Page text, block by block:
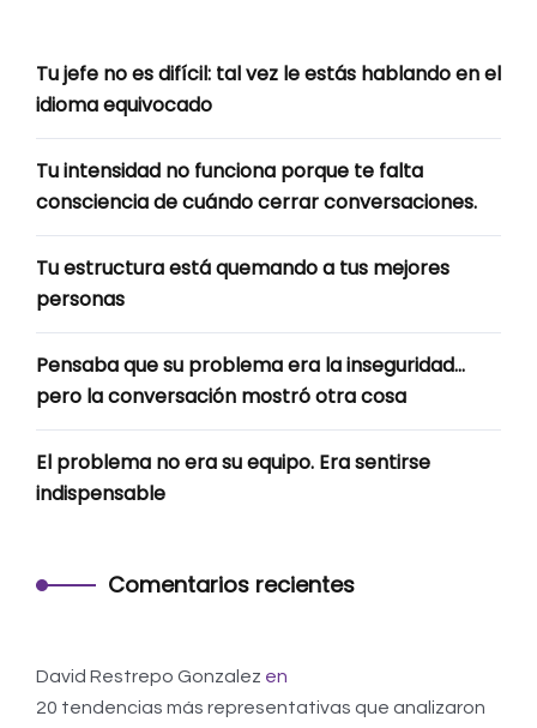
Tu jefe no es difícil: tal vez le estás hablando en el
idioma equivocado
Tu intensidad no funciona porque te falta
consciencia de cuándo cerrar conversaciones.
Tu estructura está quemando a tus mejores
personas
Pensaba que su problema era la inseguridad…
pero la conversación mostró otra cosa
El problema no era su equipo. Era sentirse
indispensable
Comentarios recientes
David Restrepo Gonzalez en
20 tendencias más representativas que analizaron